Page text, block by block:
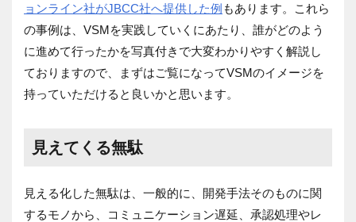
ョンライン社がJBCC社へ提供した例もあります。これら
の事例は、VSMを実践していくにあたり、誰がどのよう
に進めて行ったかを写真付きで大変わかりやすく解説し
ておりますので、まずはご覧になってVSMのイメージを
持っていただけると良いかと思います。
見えてくる無駄
見える化した無駄は、一般的に、開発手法そのものに関
するモノから、コミュニケーション遅延、承認処理やレ